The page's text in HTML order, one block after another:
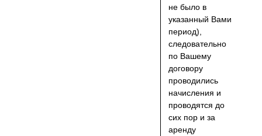
не было в
указанный Вами
период),
следовательно
по Вашему
договору
проводились
начисления и
проводятся до
сих пор и за
аренду